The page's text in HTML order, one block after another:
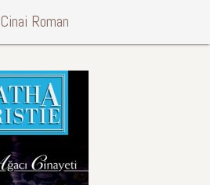
Cinai Roman